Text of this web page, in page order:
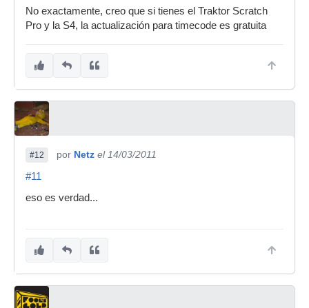
No exactamente, creo que si tienes el Traktor Scratch
Pro y la S4, la actualización para timecode es gratuita
#12 por Netz el 14/03/2011
#11
eso es verdad...